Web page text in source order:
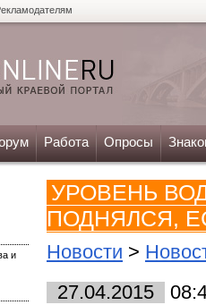
Работа Опросы
и
УРОВЕНЬ
ПОДНЯЛСЯ,
Новости >
27.04.2015